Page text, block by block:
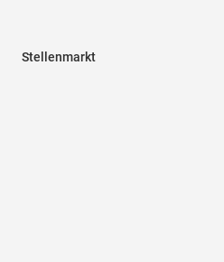
Stellenmarkt